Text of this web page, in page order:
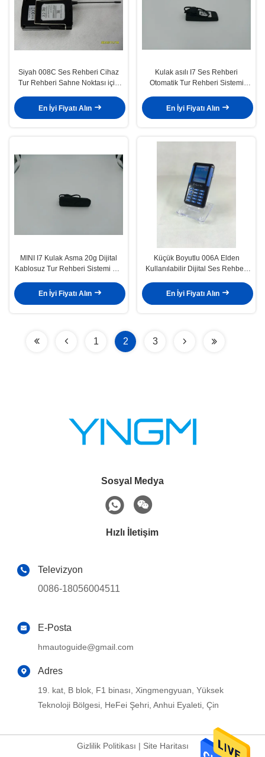
Siyah 008C Ses Rehberi Cihaz
Tur Rehberi Sahne Noktası için
En İyi Fiyatı Alın
Kulak asılı I7 Ses Rehberi
Otomatik Tur Rehberi Sistemi
En İyi Fiyatı Alın
MINI I7 Kulak Asma 20g Dijital
Kablosuz Tur Rehberi Sistemi CE
En İyi Fiyatı Alın
Küçük Boyutlu 006A Elden
Kullanılabilir Dijital Ses Rehberi
Sistemi
En İyi Fiyatı Alın
1 2 3
Sosyal Medya
Hızlı İletişim
Televizyon
0086-18056004511
E-Posta
hmautoguide@gmail.com
Adres
19. kat, B blok, F1 binası, Xingmengyuan, Yüksek
Teknoloji Bölgesi, HeFei Şehri, Anhui Eyaleti, Çin
Gizlilik Politikası | Site Haritası